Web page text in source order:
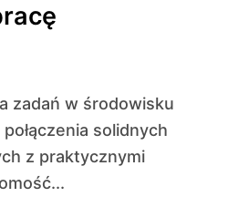
solidnych
z praktycznymi